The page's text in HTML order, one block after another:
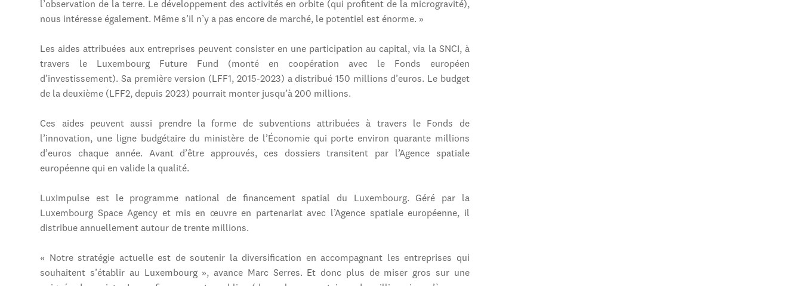
l’observation de la terre. Le développement des activités en orbite (qui profitent de la microgravité),
nous intéresse également. Même s’il n’y a pas encore de marché, le potentiel est énorme. »
Les aides attribuées aux entreprises peuvent consister en une participation au capital, via la SNCI, à
travers le Luxembourg Future Fund (monté en coopération avec le Fonds européen
d’investissement). Sa première version (LFF1, 2015-2023) a distribué 150 millions d’euros. Le budget
de la deuxième (LFF2, depuis 2023) pourrait monter jusqu’à 200 millions.
Ces aides peuvent aussi prendre la forme de subventions attribuées à travers le Fonds de
l’innovation, une ligne budgétaire du ministère de l’Économie qui porte environ quarante millions
d’euros chaque année. Avant d’être approuvés, ces dossiers transitent par l’Agence spatiale
européenne qui en valide la qualité.
LuxImpulse est le programme national de financement spatial du Luxembourg. Géré par la
Luxembourg Space Agency et mis en œuvre en partenariat avec l’Agence spatiale européenne, il
distribue annuellement autour de trente millions.
« Notre stratégie actuelle est de soutenir la diversification en accompagnant les entreprises qui
souhaitent s’établir au Luxembourg », avance Marc Serres. Et donc plus de miser gros sur une